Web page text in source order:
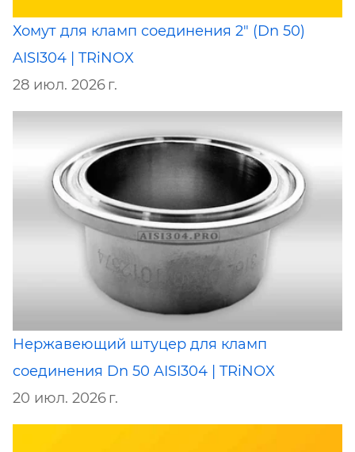
Хомут для кламп соединения 2" (Dn 50)
AISI304 | TRiNOX
28 июл. 2026 г.
Нержавеющий штуцер для кламп
соединения Dn 50 AISI304 | TRiNOX
20 июл. 2026 г.